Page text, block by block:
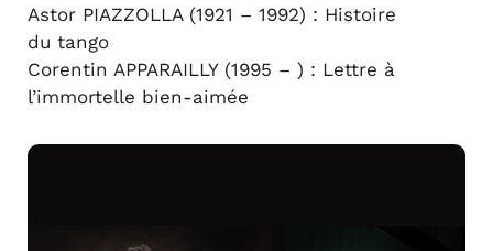
Astor PIAZZOLLA (1921 – 1992) : Histoire
du tango
Corentin APPARAILLY (1995 – ) : Lettre à
l’immortelle bien-aimée